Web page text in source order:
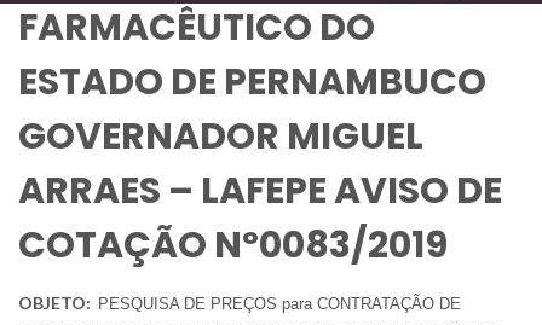
FARMACÊUTICO DO
ESTADO DE PERNAMBUCO
GOVERNADOR MIGUEL
ARRAES – LAFEPE AVISO DE
COTAÇÃO Nº0083/2019
OBJETO: PESQUISA DE PREÇOS para CONTRATAÇÃO DE